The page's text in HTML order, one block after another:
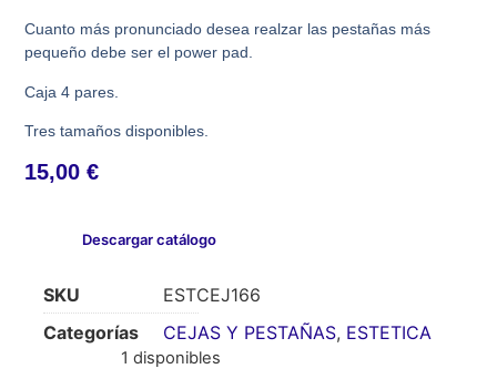
Cuanto más pronunciado desea realzar las pestañas más
pequeño debe ser el power pad.
Caja 4 pares.
Tres tamaños disponibles.
15,00€
Descargar catálogo
SKU
ESTCEJ166
Categorías
CEJAS Y PESTAÑAS, ESTETICA
1 disponibles